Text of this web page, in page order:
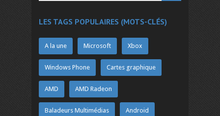
LES TAGS POPULAIRES (MOTS-CLÉS)
A la une Microsoft Xbox
Windows Phone Cartes graphique
AMD AMD Radeon
Baladeurs Multimédias Android